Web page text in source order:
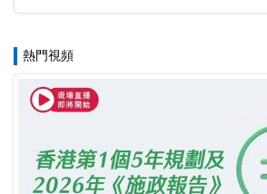
熱門視頻